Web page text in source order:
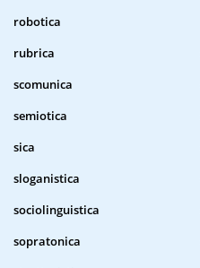
robotica
rubrica
scomunica
semiotica
sica
sloganistica
sociolinguistica
sopratonica